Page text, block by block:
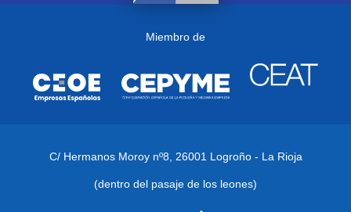
Miembro de
C/ Hermanos Moroy nº8, 26001 Logroño - La Rioja
(dentro del pasaje de los leones)